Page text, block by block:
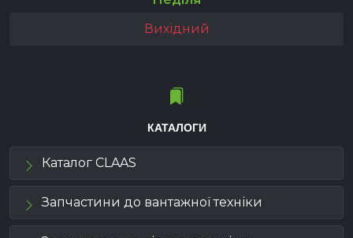
Вихідний
КАТАЛОГИ
Каталог CLAAS
Запчастини до вантажної техніки